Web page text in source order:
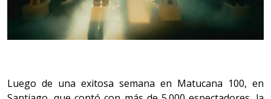
Luego de una exitosa semana en Matucana 100, en